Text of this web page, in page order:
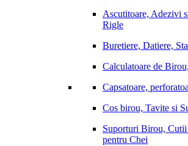
Ascutitoare, Adezivi
Rigle
Buretiere, Datiere,
Calculatoare de
Capsatoare,
Cos birou, Tavite si
Suporturi Birou,
pentru Chei